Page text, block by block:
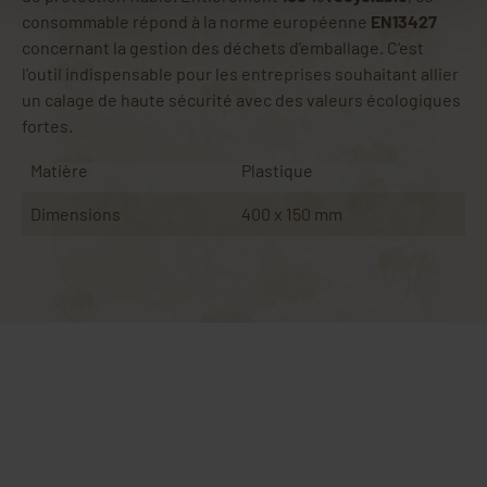
consommable répond à la norme européenne EN13427
concernant la gestion des déchets d'emballage. C’est
l’outil indispensable pour les entreprises souhaitant allier
un calage de haute sécurité avec des valeurs écologiques
fortes.
Matière Plastique
Dimensions 400 x 150 mm